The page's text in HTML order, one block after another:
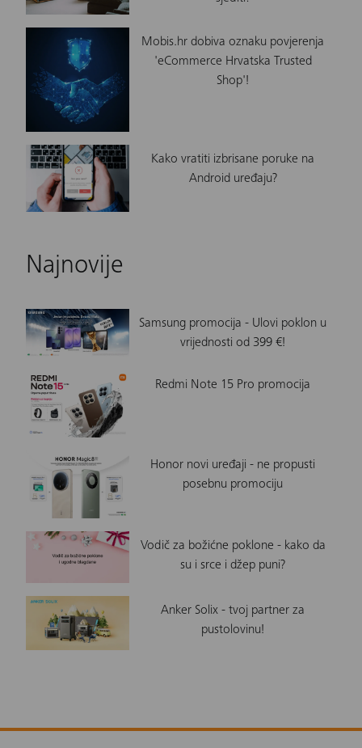
Mobis.hr dobiva oznaku povjerenja
'eCommerce Hrvatska Trusted
Shop'!
Kako vratiti izbrisane poruke na
Android uređaju?
Najnovije
Samsung promocija - Ulovi poklon u
vrijednosti od 399 €!
Redmi Note 15 Pro promocija
Honor novi uređaji - ne propusti
posebnu promociju
Vodič za božićne poklone - kako da
su i srce i džep puni?
Anker Solix - tvoj partner za
pustolovinu!